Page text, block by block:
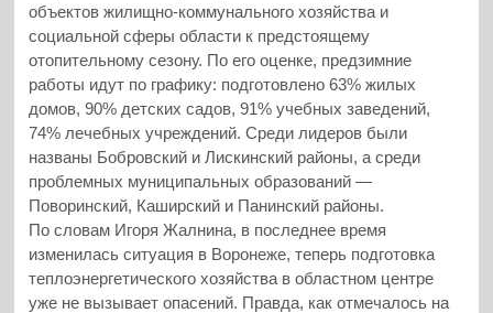
объектов жилищно-коммунального хозяйства и
социальной сферы области к предстоящему
отопительному сезону. По его оценке, предзимние
работы идут по графику: подготовлено 63% жилых
домов, 90% детских садов, 91% учебных заведений,
74% лечебных учреждений. Среди лидеров были
названы Бобровский и Лискинский районы, а среди
проблемных муниципальных образований —
Поворинский, Каширский и Панинский районы.
По словам Игоря Жалнина, в последнее время
изменилась ситуация в Воронеже, теперь подготовка
теплоэнергетического хозяйства в областном центре
уже не вызывает опасений. Правда, как отмечалось на